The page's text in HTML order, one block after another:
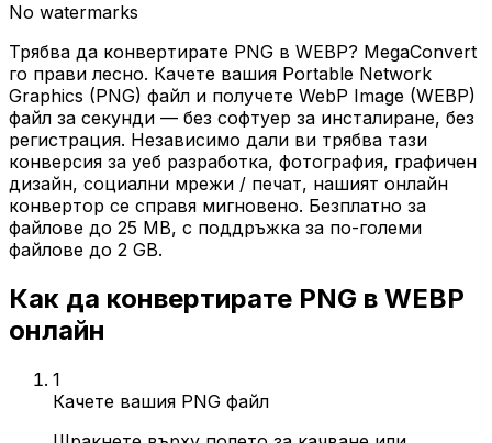
No watermarks
Трябва да конвертирате PNG в WEBP? MegaConvert
го прави лесно. Качете вашия Portable Network
Graphics (PNG) файл и получете WebP Image (WEBP)
файл за секунди — без софтуер за инсталиране, без
регистрация. Независимо дали ви трябва тази
конверсия за уеб разработка, фотография, графичен
дизайн, социални мрежи / печат, нашият онлайн
конвертор се справя мигновено. Безплатно за
файлове до 25 MB, с поддръжка за по-големи
файлове до 2 GB.
Как да конвертирате PNG в WEBP
онлайн
1
Качете вашия PNG файл